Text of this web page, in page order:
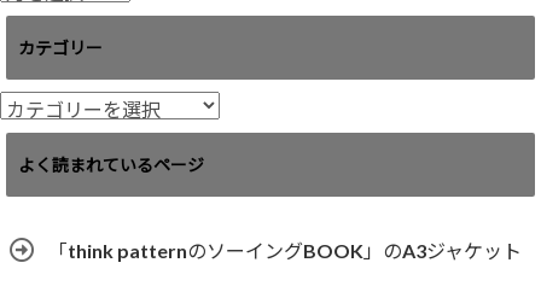
ー
イ
ブ
カテゴリー
カ
テ
リ
よく読まれているページ
「think patternのソーイングBOOK」のA3ジャケット